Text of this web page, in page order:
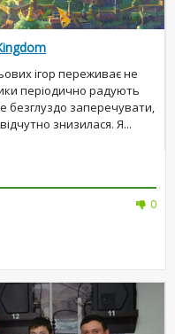
ігор переживає не
періодично радують
безглуздо заперечувати,
знизилася. Я...
0